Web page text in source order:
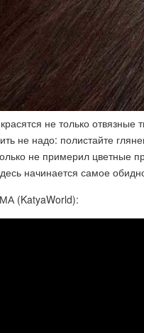
не только
не надо: полистайте
не примерил цветные
начинается самое
(KatyaWorld):